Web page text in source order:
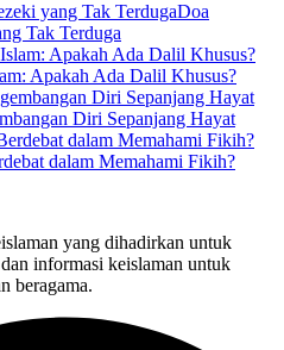
Doa
Tak Terduga
Apakah Ada Dalil Khusus?
Diri Sepanjang Hayat
dalam Memahami Fikih?
yang dihadirkan untuk
informasi keislaman untuk
beragama.